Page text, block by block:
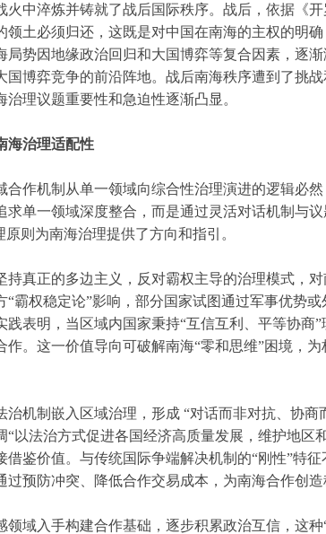
中淬炼并铸就了战后国际秩序。战后，依据《开
领土必须归还，这既是对中国在南海的主权的明
势因地缘政治回归和大国博弈等复合因素，逐渐
国博弈竞争的前沿阵地。战后南海秩序遭到了挑
理议题重要性和急迫性逐渐凸显。
海治理适配性
合作机制从单一领域向综合性治理演进的逻辑必
求单一领域深度整合，而是通过灵活对话机制与
则为南海治理提供了方向和指引。
真正的多边主义，反对霸权主导的治理模式，对
霸权稳定论”影响，部分国家试图通过军事优势
表明，当区域内国家秉持“互信互利、平等协商
。这一价值导向可破解南海“零和思维”困境，
机制嵌入区域治理，形成 “对话而非对抗、协商
以法治方式促进各国经济高质量发展，维护地区
鉴价值。与传统国际争端解决机制的“刚性”特
过预防冲突、降低合作交易成本，为南海合作创造
领域入手构建合作基础，逐步积累政治互信，这